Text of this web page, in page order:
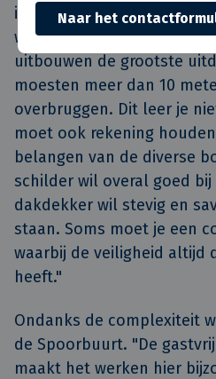
Naar het
inzicht en geduld om de
waren twee naast elkaar
uitbouwen de grootste
moesten meer dan 10
overbruggen. Dit leer je
moet ook rekening
belangen van de diverse
schilder wil overal goed
dakdekker wil stevig en
staan. Soms moet je een
waarbij de veiligheid altijd
heeft."
Ondanks de complexiteit
de Spoorbuurt. "De
maakt het werken hier